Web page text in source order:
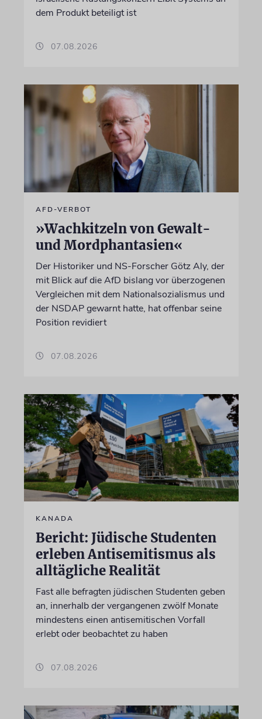
dem Produkt beteiligt ist
07.08.2026
AFD-VERBOT
»Wachkitzeln von Gewalt-
und Mordphantasien«
Der Historiker und NS-Forscher Götz Aly, der
mit Blick auf die AfD bislang vor überzogenen
Vergleichen mit dem Nationalsozialismus und
der NSDAP gewarnt hatte, hat offenbar seine
Position revidiert
07.08.2026
KANADA
Bericht: Jüdische Studenten
erleben Antisemitismus als
alltägliche Realität
Fast alle befragten jüdischen Studenten geben
an, innerhalb der vergangenen zwölf Monate
mindestens einen antisemitischen Vorfall
erlebt oder beobachtet zu haben
07.08.2026